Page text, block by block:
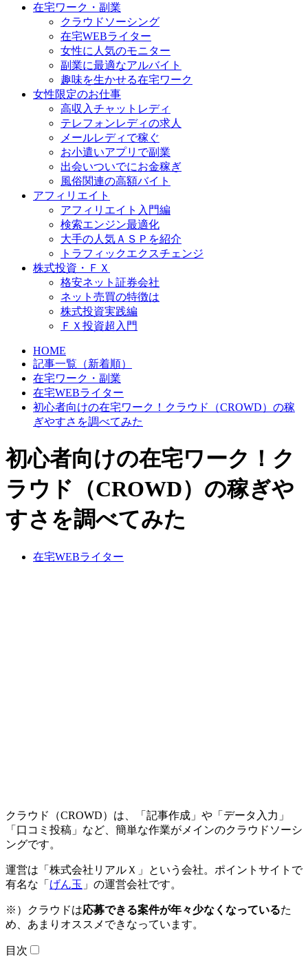
在宅ワーク・副業
クラウドソーシング
在宅WEBライター
女性に人気のモニター
副業に最適なアルバイト
趣味を生かせる在宅ワーク
女性限定のお仕事
高収入チャットレディ
テレフォンレディの求人
メールレディで稼ぐ
お小遣いアプリで副業
出会いついでにお金稼ぎ
風俗関連の高額バイト
アフィリエイト
アフィリエイト入門編
検索エンジン最適化
大手の人気ＡＳＰを紹介
トラフィックエクスチェンジ
株式投資・ＦＸ
格安ネット証券会社
ネット売買の特徴は
株式投資実践編
ＦＸ投資超入門
HOME
記事一覧（新着順）
在宅ワーク・副業
在宅WEBライター
初心者向けの在宅ワーク！クラウド（CROWD）の稼
ぎやすさを調べてみた
初心者向けの在宅ワーク！ク
ラウド（CROWD）の稼ぎや
すさを調べてみた
在宅WEBライター
クラウド（CROWD）は、「記事作成」や「データ入力」
「口コミ投稿」など、簡単な作業がメインのクラウドソーシ
ングです。
運営は「株式会社リアルＸ」という会社。ポイントサイトで
有名な「 げん玉 」の運営会社です。
※）クラウドは応募できる案件が年々少なくなっているた
め、あまりオススメできなっています。
目次